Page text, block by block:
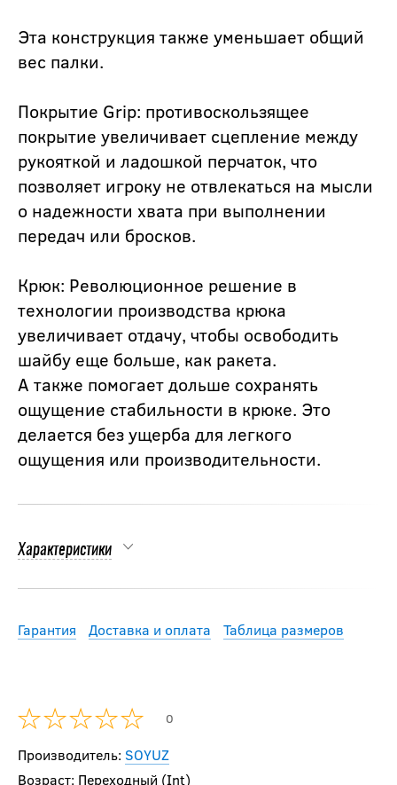
Эта конструкция также уменьшает общий
вес палки.
Покрытие Grip: противоскользящее
покрытие увеличивает сцепление между
рукояткой и ладошкой перчаток, что
позволяет игроку не отвлекаться на мысли
о надежности хвата при выполнении
передач или бросков.
Крюк: Революционное решение в
технологии производства крюка
увеличивает отдачу, чтобы освободить
шайбу еще больше, как ракета.
А также помогает дольше сохранять
ощущение стабильности в крюке. Это
делается без ущерба для легкого
ощущения или производительности.
Характеристики
Гарантия Доставка и оплата Таблица размеров
0
Производитель: SOYUZ
Возраст: Переходный (Int)